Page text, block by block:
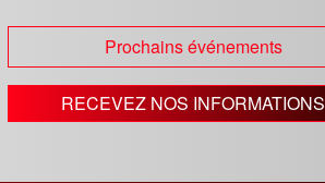
Prochains événements
RECEVEZ NOS INFORMATIONS